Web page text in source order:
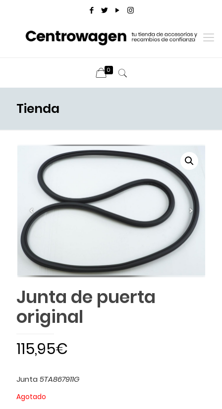
0
Tienda
Junta de puerta
original
115,95€
Junta 5TA867911G
Agotado